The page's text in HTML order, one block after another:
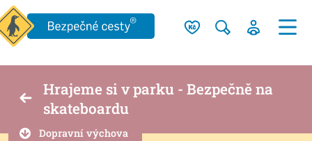
Hrajeme si v parku - Bezpečně na
skateboardu
Dopravní výchova